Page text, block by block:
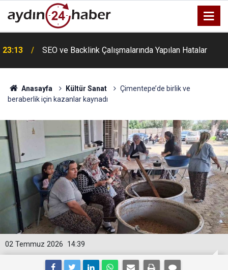
23:13 SEO ve Backlink Çalışmalarında Yapılan Hatalar
Anasayfa Kültür Sanat
Çimentepe’de birlik ve
beraberlik için kazanlar kaynadı
14:39
02 Temmuz 2026